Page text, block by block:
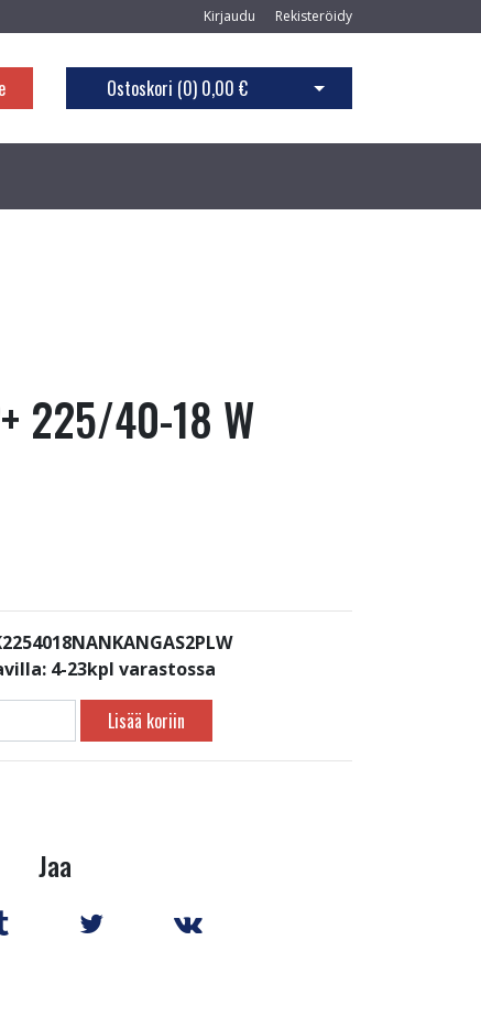
Kirjaudu Rekisteröidy
Ostoskori (0) 0,00 € Avaa ostoskori
225/40-18 W
4-23kpl varastossa
Lisää koriin
Jaa